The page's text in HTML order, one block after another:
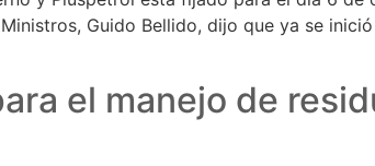
Guido Bellido, dijo que ya se
el manejo de